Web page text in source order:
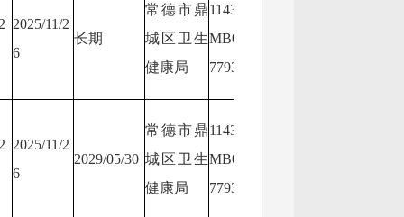
2025/11/2
6
长期
常德市鼎
城区卫生
健康局
11430703
MB0N88
7793
2025/11/2
6
2029/05/30
常德市鼎
城区卫生
健康局
11430703
MB0N88
7793